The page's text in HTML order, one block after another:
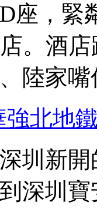
座，緊
。酒
陸家
北地
圳新
深圳